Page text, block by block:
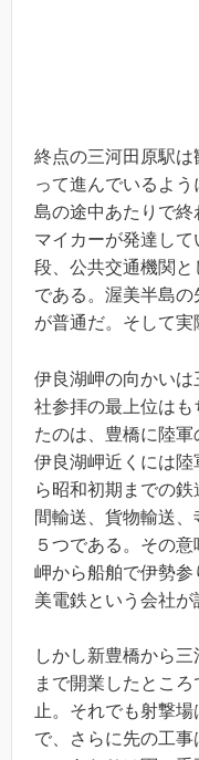
終点の三河田原駅
って進んでいるよ
島の途中あたりで
マイカーが発達し
段、公共交通機関
である。渥美半島
が普通だ。そして
伊良湖岬の向かい
社参拝の最上位は
たのは、豊橋に陸
伊良湖岬近くには
ら昭和初期までの
間輸送、貨物輸送
５つである。その
岬から船舶で伊勢
美電鉄という会社
しかし新豊橋から
まで開業したとこ
止。それでも射撃場
で、さらに先の工事